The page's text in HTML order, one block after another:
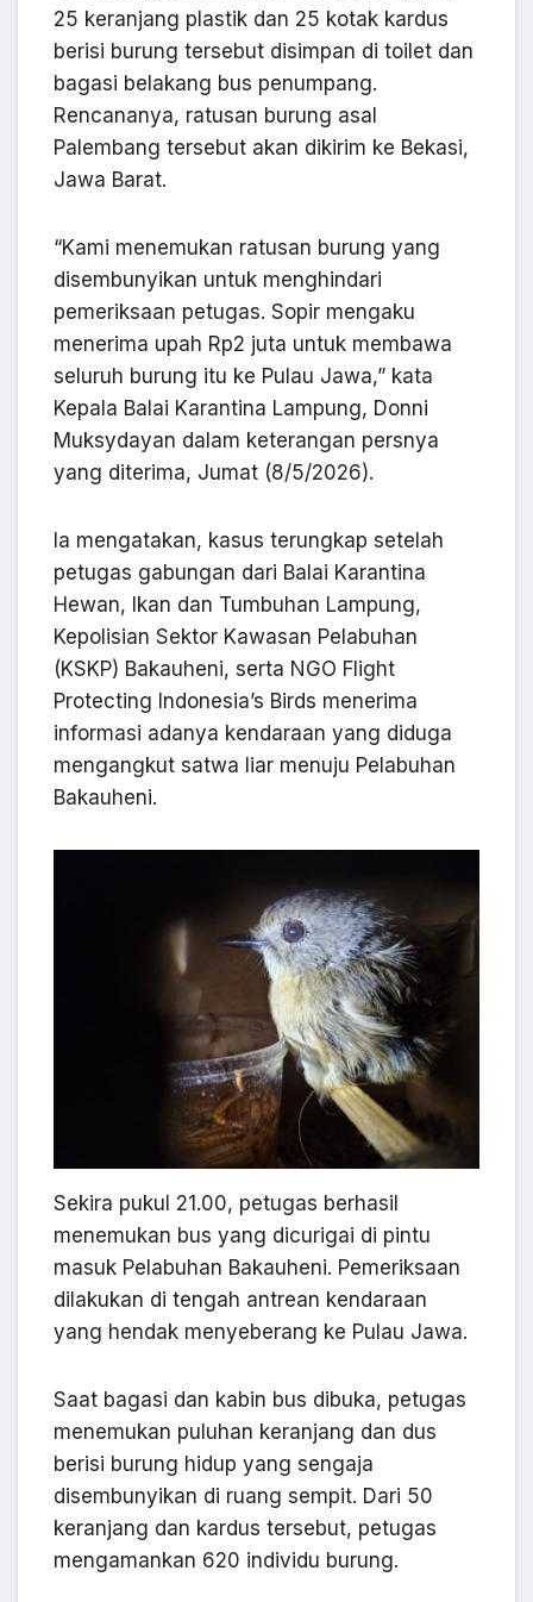
25 keranjang plastik dan 25 kotak kardus
berisi burung tersebut disimpan di toilet dan
bagasi belakang bus penumpang.
Rencananya, ratusan burung asal
Palembang tersebut akan dikirim ke Bekasi,
Jawa Barat.
“Kami menemukan ratusan burung yang
disembunyikan untuk menghindari
pemeriksaan petugas. Sopir mengaku
menerima upah Rp2 juta untuk membawa
seluruh burung itu ke Pulau Jawa,” kata
Kepala Balai Karantina Lampung, Donni
Muksydayan dalam keterangan persnya
yang diterima, Jumat (8/5/2026).
Ia mengatakan, kasus terungkap setelah
petugas gabungan dari Balai Karantina
Hewan, Ikan dan Tumbuhan Lampung,
Kepolisian Sektor Kawasan Pelabuhan
(KSKP) Bakauheni, serta NGO Flight
Protecting Indonesia’s Birds menerima
informasi adanya kendaraan yang diduga
mengangkut satwa liar menuju Pelabuhan
Bakauheni.
Sekira pukul 21.00, petugas berhasil
menemukan bus yang dicurigai di pintu
masuk Pelabuhan Bakauheni. Pemeriksaan
dilakukan di tengah antrean kendaraan
yang hendak menyeberang ke Pulau Jawa.
Saat bagasi dan kabin bus dibuka, petugas
menemukan puluhan keranjang dan dus
berisi burung hidup yang sengaja
disembunyikan di ruang sempit. Dari 50
keranjang dan kardus tersebut, petugas
mengamankan 620 individu burung.